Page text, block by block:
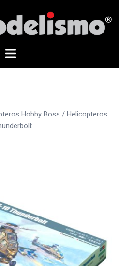
Alternar
Hobby Boss / Helicopteros